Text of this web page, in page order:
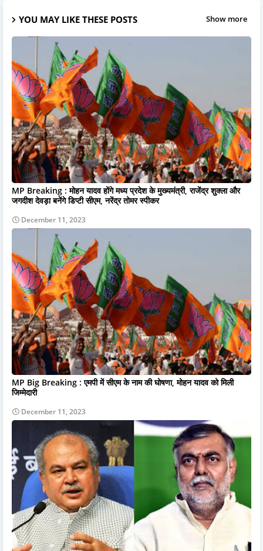
YOU MAY LIKE THESE POSTS Show more
MP Breaking : मोहन यादव होंगे मध्य प्रदेश के मुख्यमंत्री, राजेंद्र शुक्ला और
जगदीश देवड़ा बनेंगे डिप्टी सीएम, नरेंद्र तोमर स्पीकर
December 11, 2023
MP Big Breaking : एमपी में सीएम के नाम की घोषणा, मोहन यादव को मिली
जिम्मेदारी
December 11, 2023